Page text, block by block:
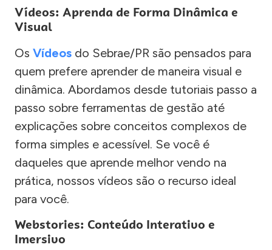
Vídeos: Aprenda de Forma Dinâmica e
Visual
Os Vídeos do Sebrae/PR são pensados para
quem prefere aprender de maneira visual e
dinâmica. Abordamos desde tutoriais passo a
passo sobre ferramentas de gestão até
explicações sobre conceitos complexos de
forma simples e acessível. Se você é
daqueles que aprende melhor vendo na
prática, nossos vídeos são o recurso ideal
para você.
Webstories: Conteúdo Interativo e
Imersivo